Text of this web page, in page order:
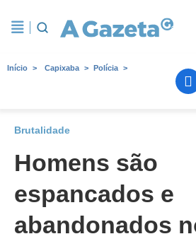
Início Capixaba Polícia
Brutalidade
Homens são
espancados e
abandonados